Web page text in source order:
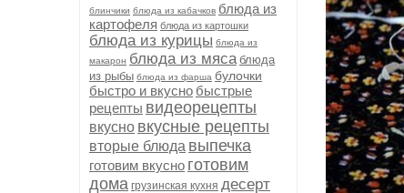
блинчики блюда из кабачков блюда из
картофеля блюда из картошки
блюда из курицы блюда из
макарон блюда из мяса блюда
из рыбы блюда из фарша булочки
быстро и вкусно быстрые
рецепты видеорецепты
вкусно вкусные рецепты
вторые блюда выпечка
готовим вкусно готовим
дома грузинская кухня десерт